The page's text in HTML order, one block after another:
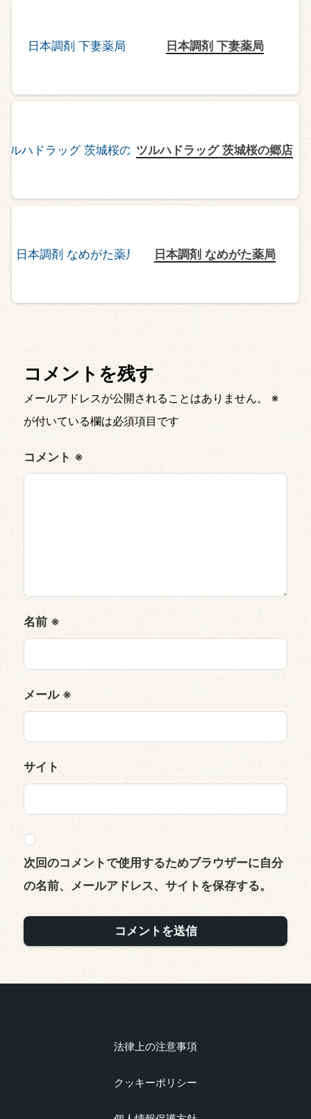
日本調剤 下妻薬局
ツルハドラッグ 茨城桜の郷店
日本調剤 なめがた薬局
コメントを残す
メールアドレスが公開されることはありません。
※
が付いている欄は必須項目です
コメント ※
名前※
メール ※
サイト
次回のコメントで使用するためブラウザーに自分
の名前、メールアドレス、サイトを保存する。
法律上の注意事項
クッキーポリシー